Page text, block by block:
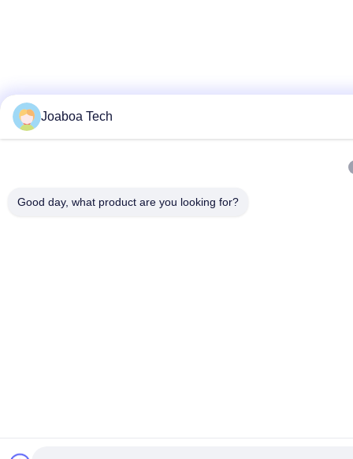
Joaboa Tech
Good day, what product are you looking for?